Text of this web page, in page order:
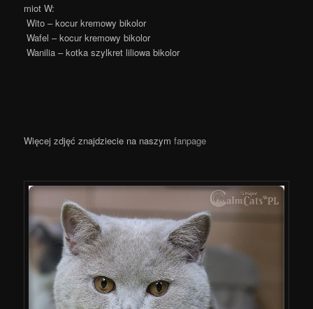
miot W:
Wito – kocur kremowy bikolor
Wafel – kocur kremowy bikolor
Wanilia – kotka szylkret liliowa bikolor
Więcej zdjęć znajdziecie na naszymfanpage